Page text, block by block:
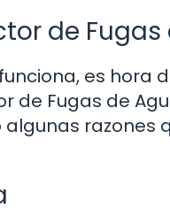
de
es hora
de Fugas de